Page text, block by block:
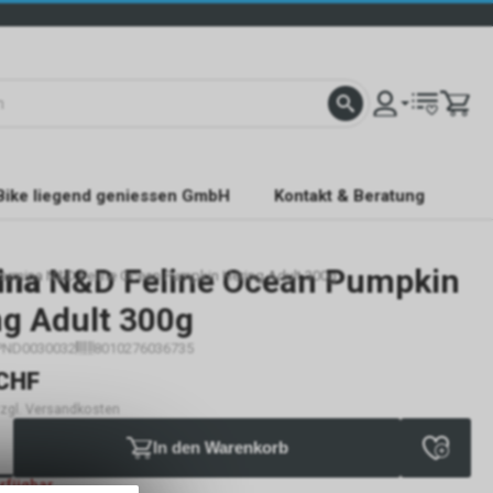
liegend geniessen GmbH Kontakt & Beratung
N&D Feline Ocean Pumpkin Hering Adult 300g
N&D Feline Ocean Pumpkin
Adult 300g
8010276036735
Versandkosten
In den Warenkorb